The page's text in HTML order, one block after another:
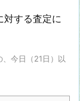
対する査定に
今日（21日）以